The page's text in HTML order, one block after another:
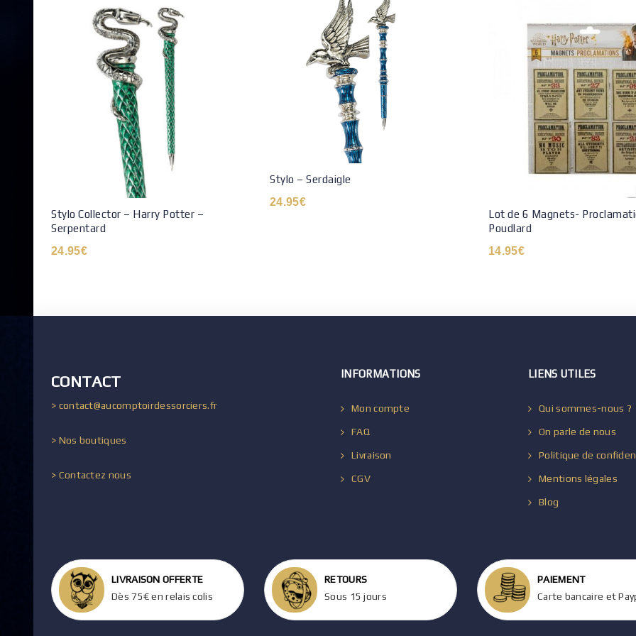
Stylo Collector – Harry Potter –
Serpentard
24.95€
Stylo – Serdaigle
24.95€
Lot de 6 Magnets-
Poudlard
14.95€
CONTACT
> contact@aucomptoirdessorciers.fr
> Nos boutiques
> Contactez nous
INFORMATIONS
Mon compte
FAQ
Livraison
CGV
LIENS UTILES
Qui sommes-nous ?
On parle de nous
Politique de
Mentions légales
Blog
LIVRAISON OFFERTE
Dès 75€ en relais colis
RETOURS
Sous 15 jours
PAIEMENT
Carte bancaire et